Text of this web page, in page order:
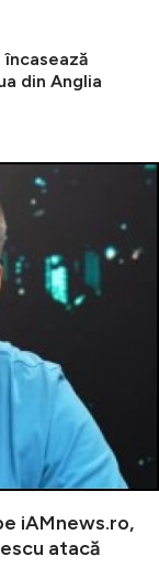
din Anglia
iAMnews.ro,
atacă